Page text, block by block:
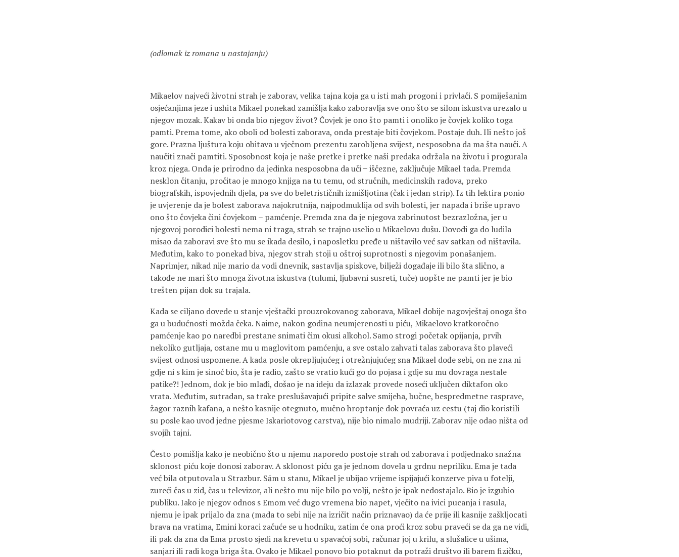
(odlomak iz romana u nastajanju)
Mikaelov najveći životni strah je zaborav, velika tajna koja ga u isti mah progoni i privlači. S pomiješanim
osjećanjima jeze i ushita Mikael ponekad zamišlja kako zaboravlja sve ono što se silom iskustva urezalo u
njegov mozak. Kakav bi onda bio njegov život? Čovjek je ono što pamti i onoliko je čovjek koliko toga
pamti. Prema tome, ako oboli od bolesti zaborava, onda prestaje biti čovjekom. Postaje duh. Ili nešto još
gore. Prazna ljuštura koju obitava u vječnom prezentu zarobljena svijest, nesposobna da ma šta nauči. A
naučiti znači pamtiti. Sposobnost koja je naše pretke i pretke naši predaka održala na životu i progurala
kroz njega. Onda je prirodno da jedinka nesposobna da uči ̶ iščezne, zaključuje Mikael tada. Premda
nesklon čitanju, pročitao je mnogo knjiga na tu temu, od stručnih, medicinskih radova, preko
biografskih, ispovjednih djela, pa sve do beletrističnih izmišljotina (čak i jedan strip). Iz tih lektira ponio
je uvjerenje da je bolest zaborava najokrutnija, najpodmuklija od svih bolesti, jer napada i briše upravo
ono što čovjeka čini čovjekom – pamćenje. Premda zna da je njegova zabrinutost bezrazložna, jer u
njegovoj porodici bolesti nema ni traga, strah se trajno uselio u Mikaelovu dušu. Dovodi ga do ludila
misao da zaboravi sve što mu se ikada desilo, i naposletku pređe u ništavilo već sav satkan od ništavila.
Međutim, kako to ponekad biva, njegov strah stoji u oštroj suprotnosti s njegovim ponašanjem.
Naprimjer, nikad nije mario da vodi dnevnik, sastavlja spiskove, bilježi događaje ili bilo šta slično, a
takođe ne mari što mnoga životna iskustva (tulumi, ljubavni susreti, tuče) uopšte ne pamti jer je bio
trešten pijan dok su trajala.
Kada se ciljano dovede u stanje vještački prouzrokovanog zaborava, Mikael dobije nagovještaj onoga što
ga u budućnosti možda čeka. Naime, nakon godina neumjerenosti u piću, Mikaelovo kratkoročno
pamćenje kao po naredbi prestane snimati čim okusi alkohol. Samo strogi početak opijanja, prvih
nekoliko gutljaja, ostane mu u maglovitom pamćenju, a sve ostalo zahvati talas zaborava što plaveći
svijest odnosi uspomene. A kada posle okrepljujućeg i otrežnjujućeg sna Mikael dođe sebi, on ne zna ni
gdje ni s kim je sinoć bio, šta je radio, zašto se vratio kući go do pojasa i gdje su mu dovraga nestale
patike?! Jednom, dok je bio mlađi, došao je na ideju da izlazak provede noseći uključen diktafon oko
vrata. Međutim, sutradan, sa trake preslušavajući pripite salve smijeha, bučne, bespredmetne rasprave,
žagor raznih kafana, a nešto kasnije otegnuto, mučno hroptanje dok povraća uz cestu (taj dio koristili
su posle kao uvod jedne pjesme Iskariotovog carstva), nije bio nimalo mudriji. Zaborav nije odao ništa od
svojih tajni.
Često pomišlja kako je neobično što u njemu naporedo postoje strah od zaborava i podjednako snažna
sklonost piću koje donosi zaborav. A sklonost piću ga je jednom dovela u grdnu nepriliku. Ema je tada
već bila otputovala u Strazbur. Sām u stanu, Mikael je ubijao vrijeme ispijajući konzerve piva u fotelji,
zureći čas u zid, čas u televizor, ali nešto mu nije bilo po volji, nešto je ipak nedostajalo. Bio je izgubio
publiku. Iako je njegov odnos s Emom već dugo vremena bio napet, vječito na ivici pucanja i rasula,
njemu je ipak prijalo da zna (mada to sebi nije na izričit način priznavao) da će prije ili kasnije zaškljocati
brava na vratima, Emini koraci začuće se u hodniku, zatim će ona proći kroz sobu praveći se da ga ne vidi,
ili pak da zna da Ema prosto sjedi na krevetu u spavaćoj sobi, računar joj u krilu, a slušalice u ušima,
sanjari ili radi koga briga šta. Ovako je Mikael ponovo bio potaknut da potraži društvo ili barem fizičku,